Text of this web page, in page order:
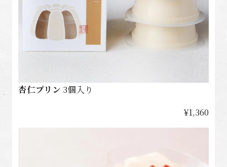
杏仁プリン 3個入り
¥1,360